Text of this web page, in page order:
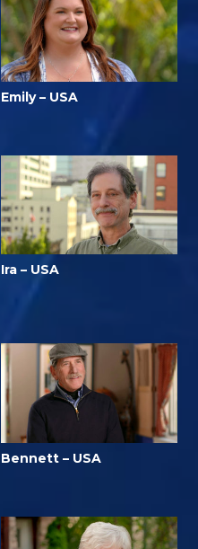
Emily – USA
Ira – USA
Bennett – USA